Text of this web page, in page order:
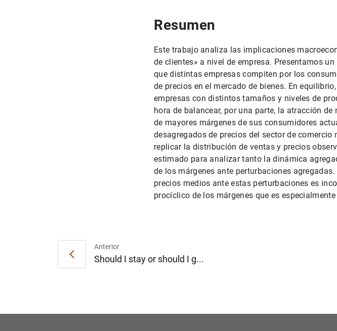
Resumen
Este trabajo analiza las implicaciones
de clientes» a nivel de empresa. Presentamos
que distintas empresas compiten por los
de precios en el mercado de bienes. En
empresas con distintos tamaños y niveles de
hora de balancear, por una parte, la atracción
de mayores márgenes de sus consumidores
desagregados de precios del sector de
replicar la distribución de ventas y precios
estimado para analizar tanto la dinámica
de los márgenes ante perturbaciones
precios medios ante estas perturbaciones es
procíclico de los márgenes que es
Anterior
Should I stay or should I g...